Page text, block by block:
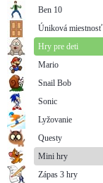
Ben 10
Úniková miestnosť
Hry pre deti
Mario
Snail Bob
Sonic
Lyžovanie
Questy
Mini hry
Zápas 3 hry